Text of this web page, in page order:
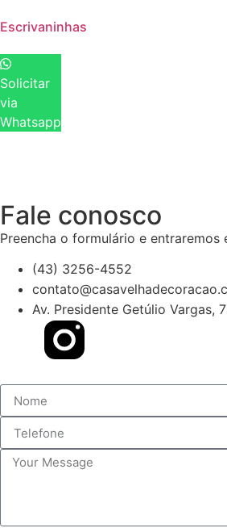
Escrivaninhas
Solicitar
via
Whatsapp
Fale conosco
Preencha o formulário e
(43) 3256-4552
Av. Presidente Getúlio Vargas,